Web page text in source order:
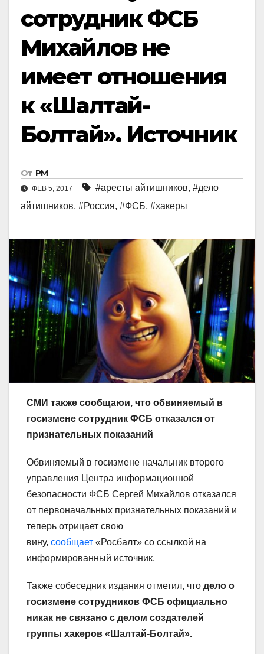
сотрудник ФСБ
Михайлов не
имеет отношения
к «Шалтай-
Болтай». Источник
От РМ
ФЕВ 5, 2017 #аресты айтишников, #дело
айтишников, #Россия, #ФСБ, #хакеры
СМИ также сообщаюи, что обвиняемый в
госизмене сотрудник ФСБ отказался от
признательных показаний
Обвиняемый в госизмене начальник второго
управления Центра информационной
безопасности ФСБ Сергей Михайлов отказался
от первоначальных признательных показаний и
теперь отрицает свою
вину, сообщает «Росбалт» со ссылкой на
информированный источник.
Также собеседник издания отметил, что дело о
госизмене сотрудников ФСБ официально
никак не связано с делом создателей
группы хакеров «Шалтай-Болтай».